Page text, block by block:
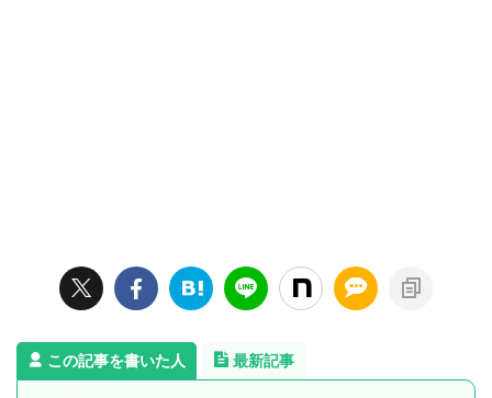
この記事を書いた人 最新記事